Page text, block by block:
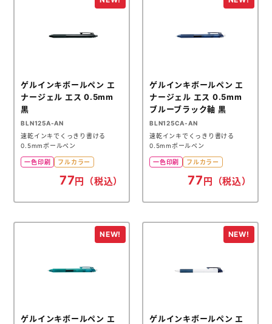
メモ帳本舗
クリアファイル本舗
うちわ本舗
扇子本舗
ノベルティグッズ本舗
ゲルインキボールペン エ
ナージェル エス 0.5mm
黒
BLN125A-AN
速乾インキでくっきり書ける
0.5mmボールペン
一色印刷 フルカラー
77円（税込）
ゲルインキボールペン エ
ナージェル エス 0.5mm
ブルーブラック軸 黒
BLN125CA-AN
速乾インキでくっきり書ける
0.5mmボールペン
一色印刷 フルカラー
77円（税込）
ゲルインキボールペン エ
ゲルインキボールペン エ